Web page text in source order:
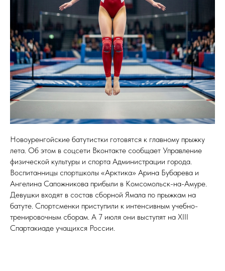
Новоуренгойские батутистки готовятся к главному прыжку
лета. Об этом в соцсети Вконтакте сообщает Управление
физической культуры и спорта Администрации города.
Воспитанницы спортшколы «Арктика» Арина Бубарева и
Ангелина Сапожникова прибыли в Комсомольск-на-Амуре.
Девушки входят в состав сборной Ямала по прыжкам на
батуте. Спортсменки приступили к интенсивным учебно-
тренировочным сборам. А 7 июля они выступят на XIII
Спартакиаде учащихся России.